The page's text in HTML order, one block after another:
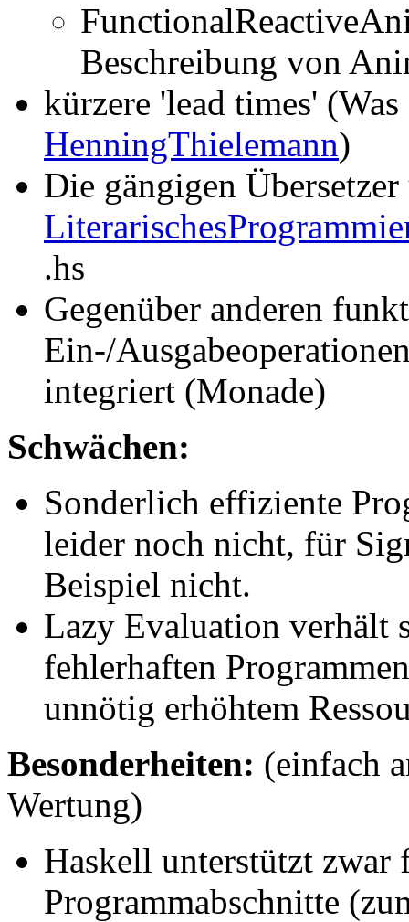
Beschreibung von
kürzere 'lead times'
HenningThielemann)
Die gängigen
.hs
Gegenüber anderen
Ein-/
integriert (Monade)
Schwächen:
Sonderlich effiziente
leider noch nicht, für
Beispiel nicht.
Lazy Evaluation verhält
fehlerhaften
unnötig erhöhtem
Besonderheiten: (einfach
Wertung)
Haskell unterstützt
Programmabschnitte